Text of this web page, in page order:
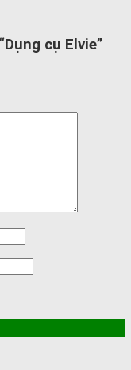
cụ Elvie”